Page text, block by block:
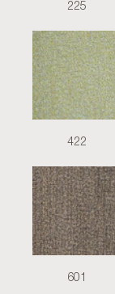
225
422
601